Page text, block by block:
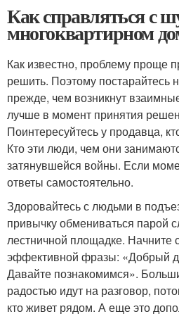
Как справляться с
многоквартирном
Как известно, проблему проще
решить. Поэтому постарайтесь
прежде, чем возникнут
лучше в момент принятия
Поинтересуйтесь у продавца,
Кто эти люди, чем они
затянувшейся войны. Если
ответы самостоятельно.
Здоровайтесь с людьми в
привычку обмениваться парой
лестничной площадке. Начните
эффективной фразы: «Добрый
Давайте познакомимся».
радостью идут на разговор,
кто живет рядом. А еще это